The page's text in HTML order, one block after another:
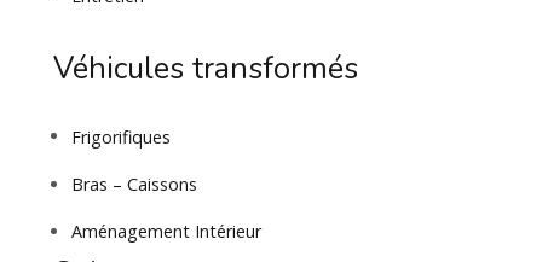
Véhicules transformés
Frigorifiques
Bras – Caissons
Aménagement Intérieur